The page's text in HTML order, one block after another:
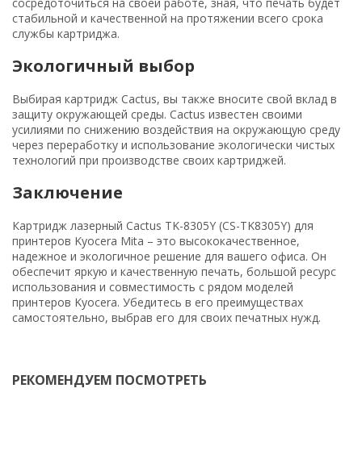
стабильной и качественной на протяжении всего срока
службы картриджа.
Экологичный выбор
Выбирая картридж Cactus, вы также вносите свой вклад в
защиту окружающей среды. Cactus известен своими
усилиями по снижению воздействия на окружающую среду
через переработку и использование экологически чистых
технологий при производстве своих картриджей.
Заключение
Картридж лазерный Cactus TK-8305Y (CS-TK8305Y) для
принтеров Kyocera Mita – это высококачественное,
надежное и экологичное решение для вашего офиса. Он
обеспечит яркую и качественную печать, большой ресурс
использования и совместимость с рядом моделей
принтеров Kyocera. Убедитесь в его преимуществах
самостоятельно, выбрав его для своих печатных нужд.
РЕКОМЕНДУЕМ ПОСМОТРЕТЬ